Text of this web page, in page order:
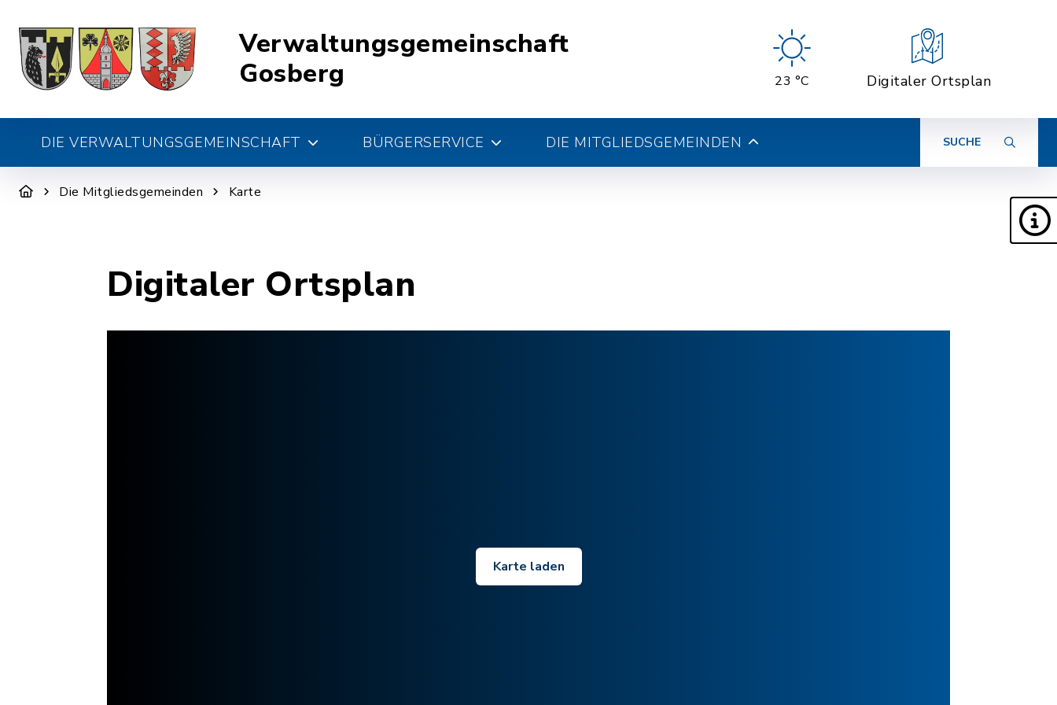
Verwaltungsgemeinschaft
Gosberg
23 °C Digitaler Ortsplan
DIE VERWALTUNGSGEMEINSCHAFT BÜRGERSERVICE DIE MITGLIEDSGEMEINDEN SUCHE
Die Mitgliedsgemeinden Karte
Digitaler Ortsplan
Karte laden